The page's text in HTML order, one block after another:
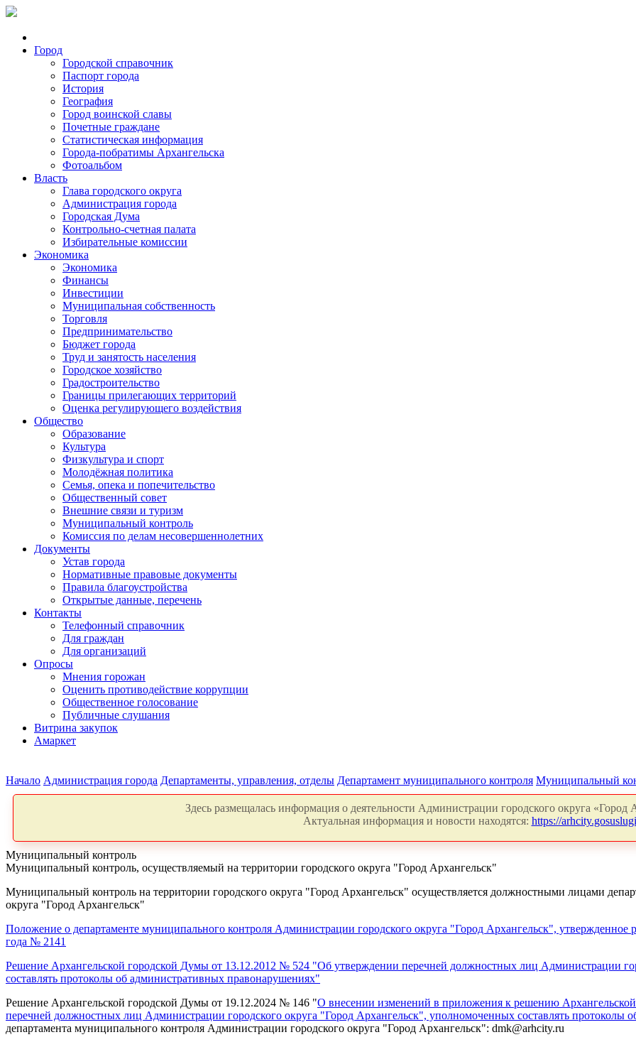
Город
Городской справочник
Паспорт города
История
География
Город воинской славы
Почетные граждане
Статистическая информация
Города-побратимы Архангельска
Фотоальбом
Власть
Глава городского округа
Администрация города
Городская Дума
Контрольно-счетная палата
Избирательные комиссии
Экономика
Экономика
Финансы
Инвестиции
Муниципальная собственность
Торговля
Предпринимательство
Бюджет города
Труд и занятость населения
Городское хозяйство
Градостроительство
Границы прилегающих территорий
Оценка регулирующего воздействия
Общество
Образование
Культура
Физкультура и спорт
Молодёжная политика
Семья, опека и попечительство
Общественный совет
Внешние связи и туризм
Муниципальный контроль
Комиссия по делам несовершеннолетних
Документы
Устав города
Нормативные правовые документы
Правила благоустройства
Открытые данные, перечень
Контакты
Телефонный справочник
Для граждан
Для организаций
Опросы
Мнения горожан
Оценить противодействие коррупции
Общественное голосование
Публичные слушания
Витрина закупок
Амаркет
Начало Администрация города Департаменты, управления, отделы Департамент муниципального контроля Муниципальный
Здесь размещалась информация о деятельности Администрации городского округа «Город
Актуальная информация и новости находятся: https://
Муниципальный контроль
Муниципальный контроль, осуществляемый на территории городского округа "Город Архангельск"
Муниципальный контроль на территории городского округа "Город Архангельск" осуществляется должностными лицами
округа "Город Архангельск"
Положение о департаменте муниципального контроля Администрации городского округа "Город Архангельск",
года № 2141
Решение Архангельской городской Думы от 13.12.2012 № 524 "Об утверждении перечней должностных лиц Администрации
составлять протоколы об административных правонарушениях"
Решение Архангельской городской Думы от 19.12.2024 № 146 "О внесении изменений в приложения к решению
перечней должностных лиц Администрации городского округа "Город Архангельск", уполномоченных составлять протоколы
департамента муниципального контроля Администрации городского округа "Город Архангельск": dmk@arhcity.ru